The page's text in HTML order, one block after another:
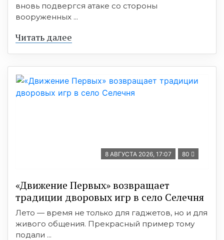
вновь подвергся атаке со стороны
вооруженных ...
Читать далее
8 АВГУСТА 2026, 17:07 80
«Движение Первых» возвращает
традиции дворовых игр в село Селечня
Лето — время не только для гаджетов, но и для
живого общения. Прекрасный пример тому
подали ...